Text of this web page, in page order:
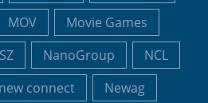
MOV
Movie Games
NanoGroup
NCL
new connect
Newag